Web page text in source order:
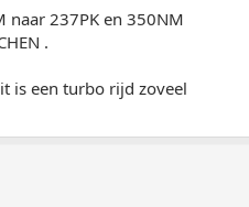
naar 237PK en 350NM
.
is een turbo rijd zoveel